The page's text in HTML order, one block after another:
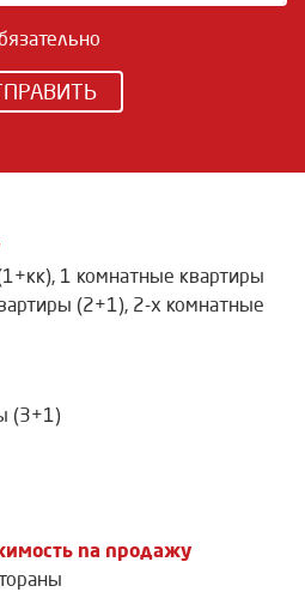
, 1 комнатные квартиры
(2+1), 2-х комнатные
(3+1)
na продажу